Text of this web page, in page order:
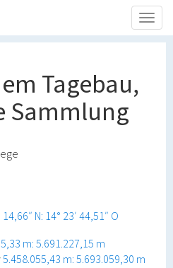
Tagebau,
Sammlung
14,66″ N: 14° 23′ 44,51″ O
m: 5.691.227,15 m
5.458.055,43 m: 5.693.059,30 m